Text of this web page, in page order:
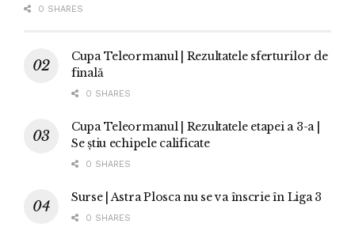
0 SHARES
Cupa Teleormanul | Rezultatele sferturilor de
finală
0 SHARES
Cupa Teleormanul | Rezultatele etapei a 3-a |
Se știu echipele calificate
0 SHARES
Surse | Astra Plosca nu se va înscrie în Liga 3
0 SHARES